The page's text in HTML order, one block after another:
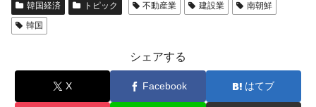
韓国経済 トピック 不動産業 建設業
南朝鮮
韓国
シェアする
X Facebook はてブ